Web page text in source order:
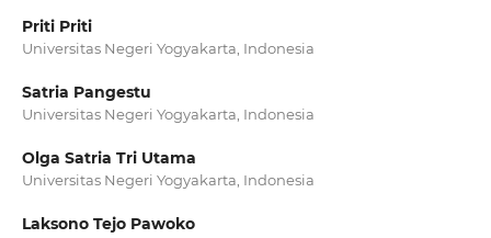
Priti Priti
Universitas Negeri Yogyakarta, Indonesia
Satria Pangestu
Universitas Negeri Yogyakarta, Indonesia
Olga Satria Tri Utama
Universitas Negeri Yogyakarta, Indonesia
Laksono Tejo Pawoko